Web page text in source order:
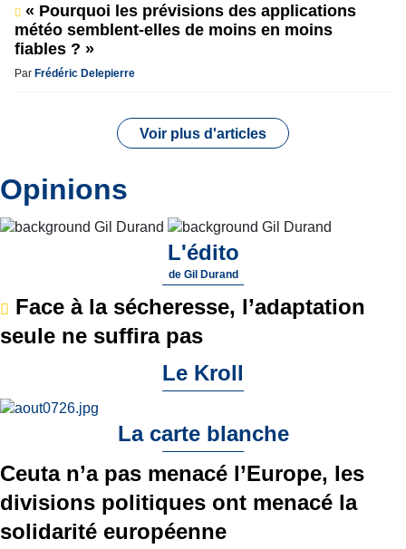
« Pourquoi les prévisions des applications
météo semblent-elles de moins en moins
fiables ? »
Par Frédéric Delepierre
Voir plus d'articles
Opinions
L'édito
de Gil Durand
Face à la sécheresse, l’adaptation
seule ne suffira pas
Le Kroll
La carte blanche
Ceuta n’a pas menacé l’Europe, les
divisions politiques ont menacé la
solidarité européenne